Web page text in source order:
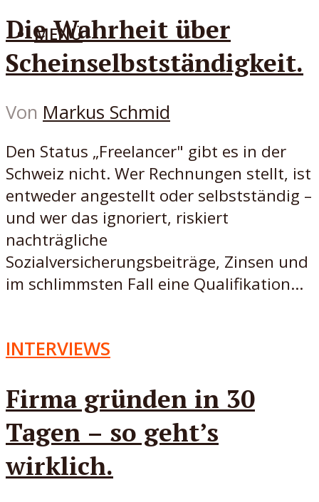
MENÜ
Die Wahrheit über
Scheinselbstständigkeit.
Von Markus Schmid
Den Status „Freelancer" gibt es in der
Schweiz nicht. Wer Rechnungen stellt, ist
entweder angestellt oder selbstständig –
und wer das ignoriert, riskiert
nachträgliche
Sozialversicherungsbeiträge, Zinsen und
im schlimmsten Fall eine Qualifikation...
INTERVIEWS
Firma gründen in 30
Tagen – so geht’s
wirklich.